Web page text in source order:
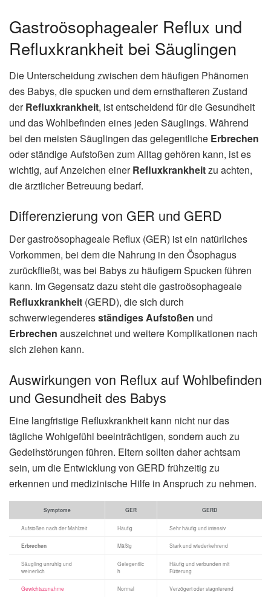
Gastroösophagealer Reflux und
Refluxkrankheit bei Säuglingen
Die Unterscheidung zwischen dem häufigen Phänomen
des Babys, die spucken und dem ernsthafteren Zustand
derRefluxkrankheit, ist entscheidend für die Gesundheit
und das Wohlbefinden eines jeden Säuglings. Während
bei den meisten Säuglingen das gelegentliche Erbrechen
oder ständige Aufstoßen zum Alltag gehören kann, ist es
wichtig, auf Anzeichen einerRefluxkrankheitzu achten,
die ärztlicher Betreuung bedarf.
Differenzierung von GER und GERD
Der gastroösophageale Reflux (GER) ist ein natürliches
Vorkommen, bei dem die Nahrung in den Ösophagus
zurückfließt, was bei Babys zu häufigem Spucken führen
kann. Im Gegensatz dazu steht die gastroösophageale
Refluxkrankheit (GERD), die sich durch
schwerwiegenderesständiges Aufstoßen und
Erbrechen auszeichnet und weitere Komplikationen nach
sich ziehen kann.
Auswirkungen von Reflux auf Wohlbefinden
und Gesundheit des Babys
Eine langfristige Refluxkrankheit kann nicht nur das
tägliche Wohlgefühl beeinträchtigen, sondern auch zu
Gedeihstörungen führen. Eltern sollten daher achtsam
sein, um die Entwicklung von GERD frühzeitig zu
erkennen und medizinische Hilfe in Anspruch zu nehmen.
Symptome GER GERD
Aufstoßen nach der Mahlzeit Häufig Sehr häufig und intensiv
Erbrechen Mäßig Stark und wiederkehrend
Säugling unruhig und
weinerlich
Gelegentlic
h
Häufig und verbunden mit
Fütterung
Gewichtszunahme Normal Verzögert oder stagnierend